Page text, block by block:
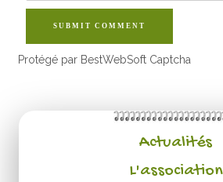
SUBMIT COMMENT
Protégé par BestWebSoft Captcha
Actualités
L'association